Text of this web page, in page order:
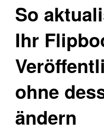
So
Ihr
ohne
ändern